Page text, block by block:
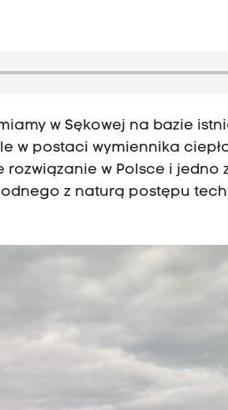
w Sękowej na bazie
w postaci wymiennika
w Polsce i jedno
z naturą postępu